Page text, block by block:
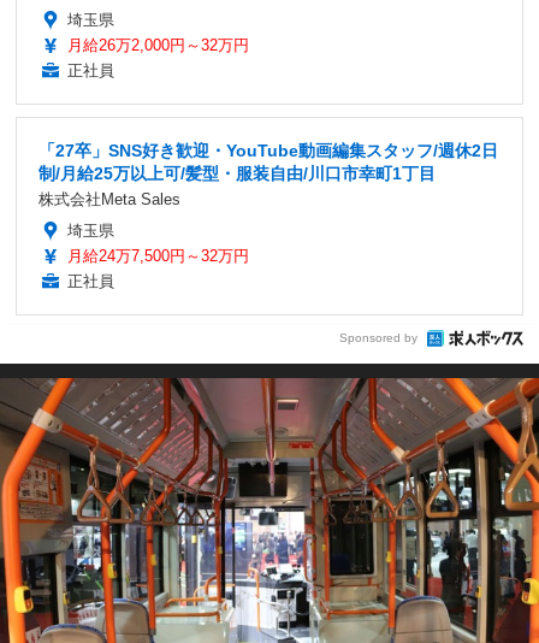
埼玉県
月給26万2,000円～32万円
正社員
「27卒」SNS好き歓迎・YouTube動画編集スタッフ/週休2日
制/月給25万以上可/髪型・服装自由/川口市幸町1丁目
株式会社Meta Sales
埼玉県
月給24万7,500円～32万円
正社員
Sponsored by